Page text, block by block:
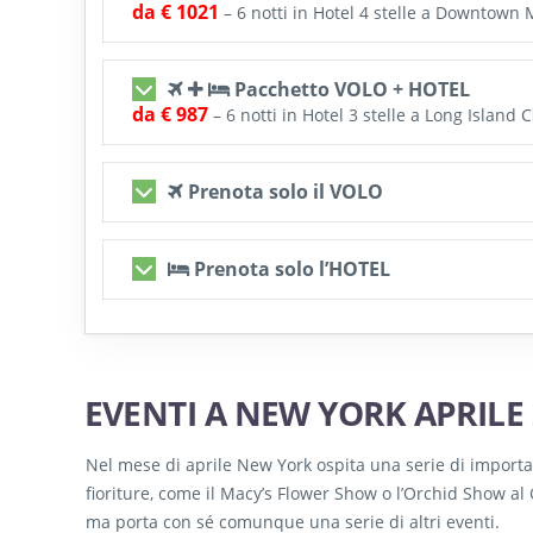
da € 1021 – 6 notti in Hotel 4 stelle a Downtown
Camera king, pulita e accogliente – Valutazione:
da Milano da Roma da Venezia
Pacchetto VOLO + HOTEL
da € 987 – 6 notti in Hotel 3 stelle a Long Island
Volo A/R + soggiorno 6 notti presso l’ HotelNesva
minuti di metro si arriva a Times Square
Prenota solo il VOLO
Se stai solo cercando il prezzo migliore per
prezzi tramite Skyscanner
Prenota solo l’HOTEL
Stai cercando solo l’hotel dove alloggiare per la
Ti consiglio l’ DoubleTree by Hilton a Downtown
EVENTI A NEW YORK
Nel mese di aprile New York ospita una serie di
fioriture, come il Macy’s Flower Show o l’Orchid Show
ma porta con sé comunque una serie di altri eventi.